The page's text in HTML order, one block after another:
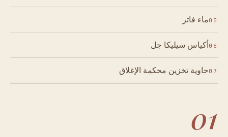
05ماء فاتر
06أكياس سيليكا جل
07حاوية تخزين محكمة الإغلاق
01